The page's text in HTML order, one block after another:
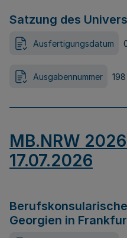
Satzung des
Ausfertigungsdatum
Ausgabennummer 198
MB.NRW
17.07.2026
Georgien in